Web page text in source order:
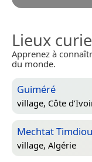
Lieux
Apprenez à
du monde.
Guiméré
village, Côte
Mechtat
village, Algérie